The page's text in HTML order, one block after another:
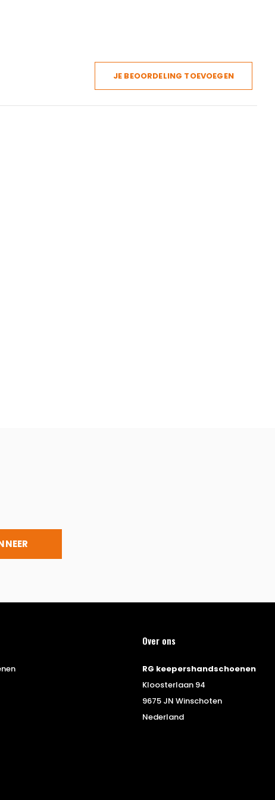
JE BEOORDELING TOEVOEGEN
Over ons
RG keepershandschoenen
Kloosterlaan 94
9675 JN Winschoten
Nederland